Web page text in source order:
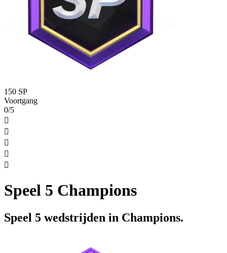
150 SP
Voortgang
0/5





Speel 5 Champions
Speel 5 wedstrijden in Champions.